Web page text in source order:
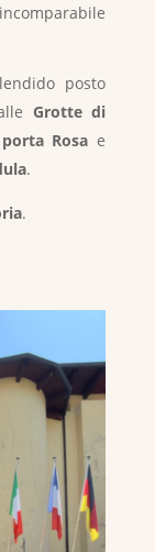
posto
Grotte di
porta Rosa e
.
.